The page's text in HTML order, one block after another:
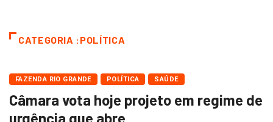
CATEGORIA :POLÍTICA
FAZENDA RIO GRANDE POLÍTICA SAÚDE
Câmara vota hoje projeto em regime de
urgência que abre